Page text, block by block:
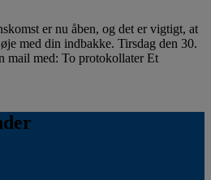
er nu åben, og det er vigtigt, at
med din indbakke. Tirsdag den 30.
mail med: To protokollater Et